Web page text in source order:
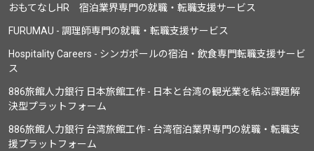
おもてなしHR 宿泊業界専門の就職・転職支援サービス
FURUMAU - 調理師専門の就職・転職支援サービス
Hospitality Careers - シンガポールの宿泊・飲食専門転職支援サービ
ス
886旅館人力銀行 日本旅館工作 - 日本と台湾の観光業を結ぶ課題解
決型プラットフォーム
886旅館人力銀行 台湾旅館工作 - 台湾宿泊業界専門の就職・転職支
援プラットフォーム